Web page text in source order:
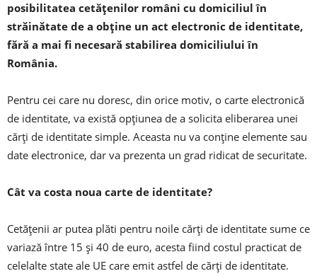
posibilitatea cetăţenilor români cu domiciliul în
străinătate de a obţine un act electronic de identitate,
fără a mai fi necesară stabilirea domiciliului în
România.
Pentru cei care nu doresc, din orice motiv, o carte electronică
de identitate, va există opțiunea de a solicita eliberarea unei
cărți de identitate simple. Aceasta nu va conține elemente sau
date electronice, dar va prezenta un grad ridicat de securitate.
Cât va costa noua carte de identitate?
Cetățenii ar putea plăti pentru noile cărți de identitate sume ce
variază între 15 și 40 de euro, acesta fiind costul practicat de
celelalte state ale UE care emit astfel de cărți de identitate.